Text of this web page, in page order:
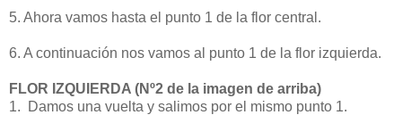
5. Ahora vamos hasta el punto 1 de la flor central.
6. A continuación nos vamos al punto 1 de la flor izquierda.
FLOR IZQUIERDA (Nº2 de la imagen de arriba)
1. Damos una vuelta y salimos por el mismo punto 1.